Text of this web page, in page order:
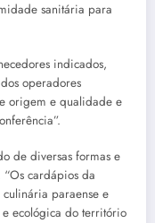
sanitária para
indicados,
operadores
origem e qualidade e
de diversas formas e
“Os cardápios da
paraense e
e ecológica do território